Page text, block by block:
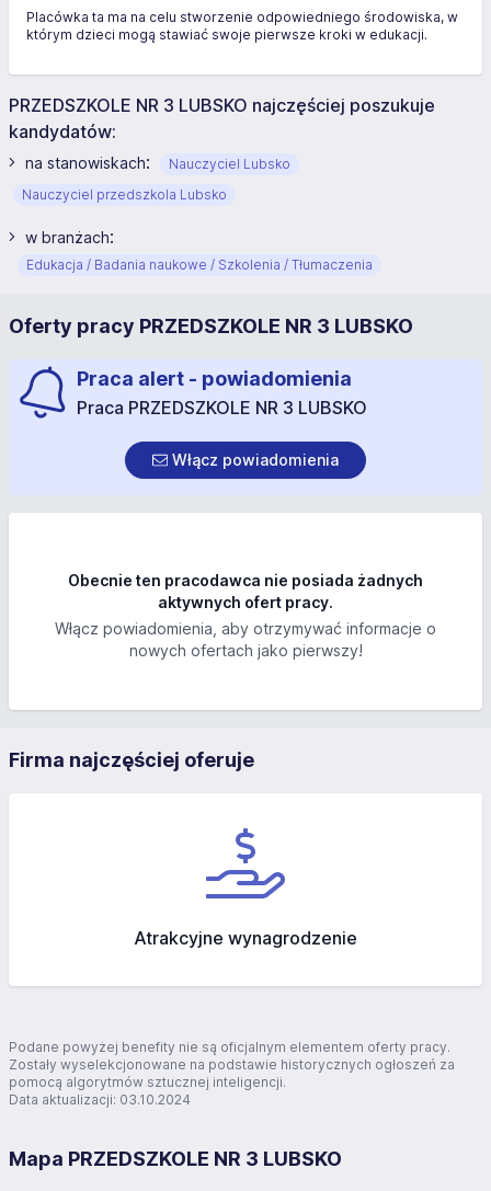
Placówka ta ma na celu stworzenie odpowiedniego środowiska, w
którym dzieci mogą stawiać swoje pierwsze kroki w edukacji.
PRZEDSZKOLE NR 3 LUBSKO najczęściej poszukuje
kandydatów:
na stanowiskach:
Nauczyciel Lubsko
Nauczyciel przedszkola Lubsko
w branżach:
Edukacja / Badania naukowe / Szkolenia / Tłumaczenia
Oferty pracy PRZEDSZKOLE NR 3 LUBSKO
Praca alert - powiadomienia
Praca PRZEDSZKOLE NR 3 LUBSKO
Włącz powiadomienia
Obecnie ten pracodawca nie posiada żadnych
aktywnych ofert pracy.
Włącz powiadomienia, aby otrzymywać informacje o
nowych ofertach jako pierwszy!
Firma najczęściej oferuje
Atrakcyjne wynagrodzenie
Podane powyżej benefity nie są oficjalnym elementem oferty pracy.
Zostały wyselekcjonowane na podstawie historycznych ogłoszeń za
pomocą algorytmów sztucznej inteligencji.
Data aktualizacji: 03.10.2024
Mapa PRZEDSZKOLE NR 3 LUBSKO